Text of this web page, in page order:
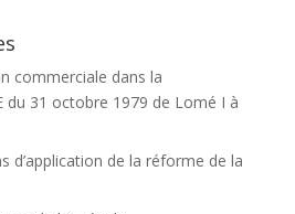
commerciale dans la
du 31 octobre 1979 de Lomé I à
d’application de la réforme de la